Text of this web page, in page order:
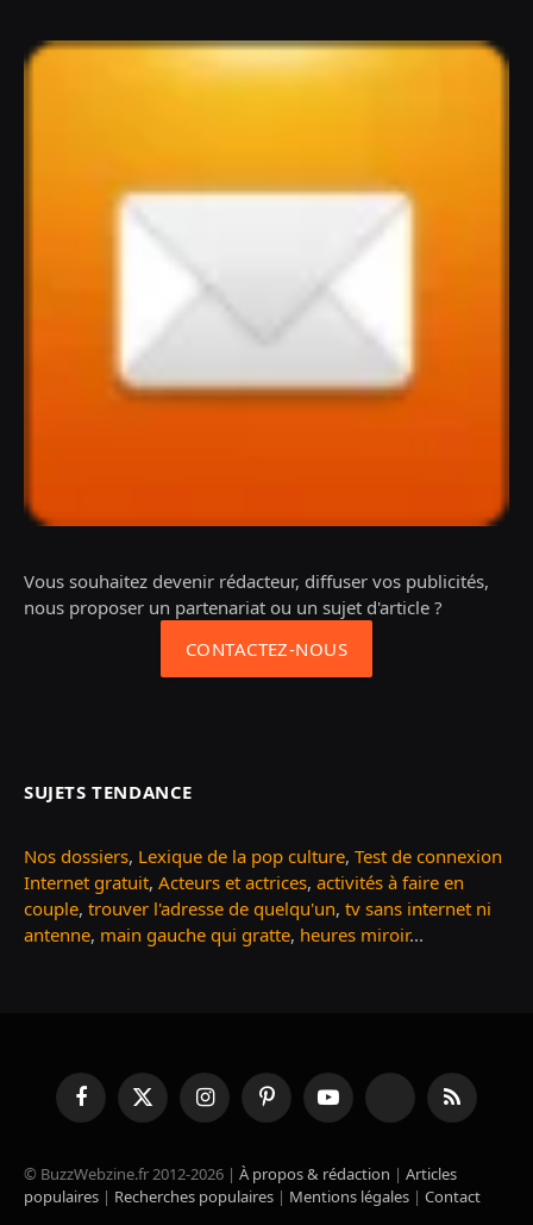
Vous souhaitez devenir rédacteur, diffuser vos publicités,
nous proposer un partenariat ou un sujet d'article ?
CONTACTEZ-NOUS
SUJETS TENDANCE
Nos dossiers, Lexique de la pop culture, Test de connexion
Internet gratuit, Acteurs et actrices, activités à faire en
couple, trouver l'adresse de quelqu'un, tv sans internet ni
antenne, main gauche qui gratte, heures miroir...
FacebookX
(Twitter)
InstagramPinterestYouTube TikTok RSS
© BuzzWebzine.fr 2012-2026 | À propos & rédaction | Articles
populaires | Recherches populaires | Mentions légales | Contact